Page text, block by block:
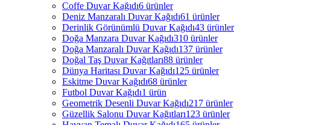
Coffe Duvar Kağıdı6 ürünler
Deniz Manzaralı Duvar Kağıdı61 ürünler
Derinlik Görünümlü Duvar Kağıdı43 ürünler
Doğa Manzara Duvar Kağıdı310 ürünler
Doğa Manzaralı Duvar Kağıdı137 ürünler
Doğal Taş Duvar Kağıtları88 ürünler
Dünya Haritası Duvar Kağıdı125 ürünler
Eskitme Duvar Kağıdı68 ürünler
Futbol Duvar Kağıdı1 ürün
Geometrik Desenli Duvar Kağıdı217 ürünler
Güzellik Salonu Duvar Kağıtları123 ürünler